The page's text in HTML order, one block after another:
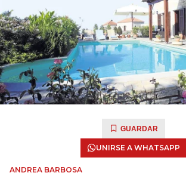
GUARDAR
UNIRSE A WHATSAPP
ANDREA BARBOSA